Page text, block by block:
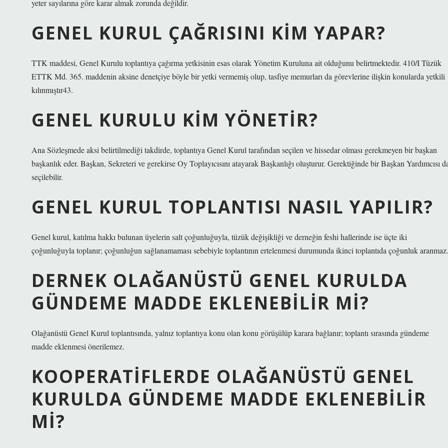
yeter sayılarına göre karar almak zorunda değildir.
GENEL KURUL ÇAĞRISINI KIM YAPAR?
TTK maddesi, Genel Kurulu toplantıya çağırma yetkisinin esas olarak Yönetim Kuruluna ait olduğunu belirtmektedir. 410/I Tüzük
ETTK Md. 365. maddenin aksine denetçiye böyle bir yetki vermemiş olup, tasfiye memurları da görevlerine ilişkin konularda yetkili
kılınmıştır43.
GENEL KURULU KIM YÖNETIR?
Ana Sözleşmede aksi belirtilmediği takdirde, toplantıya Genel Kurul tarafından seçilen ve hissedar olması gerekmeyen bir başkan
başkanlık eder. Başkan, Sekreteri ve gerekirse Oy Toplayıcısını atayarak Başkanlığı oluşturur. Gerektiğinde bir Başkan Yardımcısı
seçilebilir.
GENEL KURUL TOPLANTISI NASIL YAPILIR?
Genel kurul, katılma hakkı bulunan üyelerin salt çoğunluğuyla, tüzük değişikliği ve derneğin feshi hallerinde ise üçte iki
çoğunluğuyla toplanır; çoğunluğun sağlanamaması sebebiyle toplantının ertelenmesi durumunda ikinci toplantıda çoğunluk aranmaz.
DERNEK OLAĞANÜSTÜ GENEL KURULDA
GÜNDEME MADDE EKLENEBILIR MI?
Olağanüstü Genel Kurul toplantısında, yalnız toplantıya konu olan konu görüşülüp karara bağlanır; toplantı sırasında gündeme
madde eklenmesi önerilemez.
KOOPERATIFLERDE OLAĞANÜSTÜ GENEL
KURULDA GÜNDEME MADDE EKLENEBILIR
MI?